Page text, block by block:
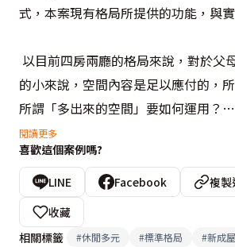
式，本案現有格局所提供的功能，與
以目前四房兩廳的格局來說，對於父
的小來說，空間內容是足以應付的，
所謂「多出來的空間」要如何運用？
三人的家庭之所以想要買四房的格局
員加入的考慮，很明顯的，其評估因
境、便利性、增值性、品牌、公設等等
格局，因此針對格局的重新設計並照顧
閱讀更多
喜歡這個案例嗎?
LINE Facebook 複製
收藏
相關標籤
#休閒多元 #標準格局 #新成屋